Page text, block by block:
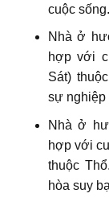
cuộc sống.
Nhà ở
hợp với
Sát)
sự nghiệp
Nhà ở
hợp với
thuộc
hòa suy